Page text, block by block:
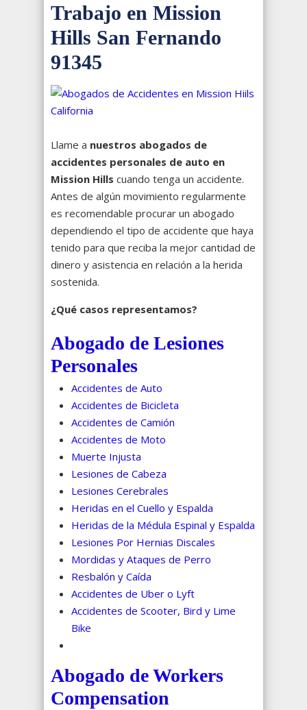
Trabajo en Mission
Hills San Fernando
91345
Llame a nuestros abogados de
accidentes personales de auto en
Mission Hills cuando tenga un accidente.
Antes de algún movimiento regularmente
es recomendable procurar un abogado
dependiendo el tipo de accidente que haya
tenido para que reciba la mejor cantidad de
dinero y asistencia en relación a la herida
sostenida.
¿Qué casos representamos?
Abogado de Lesiones
Personales
Accidentes de Auto
Accidentes de Bicicleta
Accidentes de Camión
Accidentes de Moto
Muerte Injusta
Lesiones de Cabeza
Lesiones Cerebrales
Heridas en el Cuello y Espalda
Heridas de la Médula Espinal y Espalda
Lesiones Por Hernias Discales
Mordidas y Ataques de Perro
Resbalón y Caída
Accidentes de Uber o Lyft
Accidentes de Scooter, Bird y Lime
Bike
Abogado de Workers
Compensation